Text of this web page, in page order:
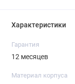
Характеристики
Гарантия
12 месяцев
Материал корпуса